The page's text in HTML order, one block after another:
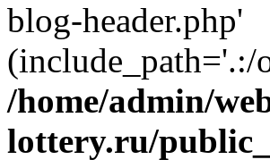
blog-header.php'
(include_path='.:/
/home/admin/
lottery.ru/